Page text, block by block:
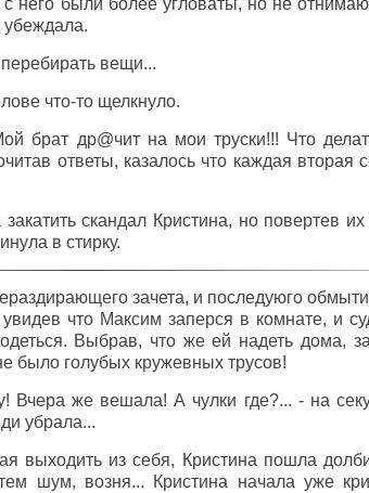
него были более угловаты, но не
убеждала.
вещи...
что-то щелкнуло.
брат др@чит на мои труски!!! Что
ответы, казалось что каждая вторая
скандал Кристина, но повертев
в стирку.
зачета, и последуюго
что Максим заперся в комнате, и
Выбрав, что же ей надеть дома,
было голубых кружевных трусов!
же вешала! А чулки где?... - на
убрала...
выходить из себя, Кристина пошла
шум, возня... Кристина начала уже